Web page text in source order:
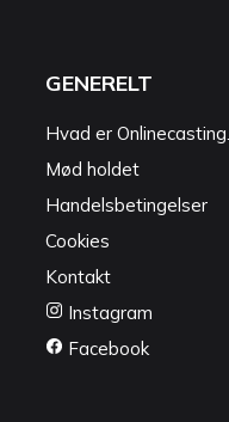
GENERELT
Hvad er
Mød holdet
Handelsbetingelser
Cookies
Kontakt
Instagram
Facebook